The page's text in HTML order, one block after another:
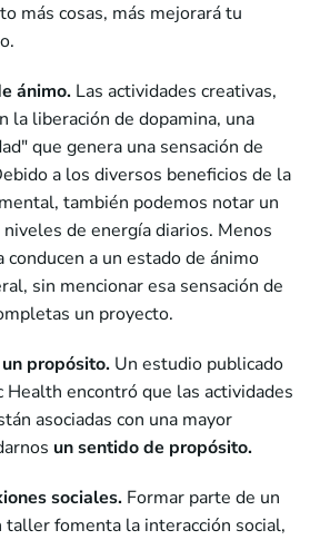
más cosas, más mejorará tu
ánimo. Las actividades creativas,
la liberación de dopamina, una
que genera una sensación de
a los diversos beneficios de la
también podemos notar un
de energía diarios. Menos
a un estado de ánimo
sin mencionar esa sensación de
un proyecto.
propósito. Un estudio publicado
Health encontró que las actividades
asociadas con una mayor
un sentido de propósito.
sociales. Formar parte de un
taller fomenta la interacción social,